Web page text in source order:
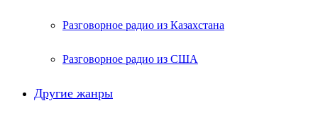
Разговорное радио из Казахстана
Разговорное радио из США
Другие жанры